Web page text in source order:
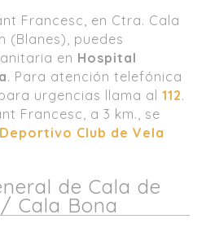
Francesc, en Ctra. Cala
(Blanes), puedes
en Hospital
. Para atención telefónica
urgencias llama al 112.
Francesc, a 3 km., se
Club de Vela
de Cala de
Cala Bona